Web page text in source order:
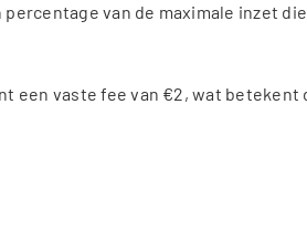
van de maximale inzet
een vaste fee van €2, wat